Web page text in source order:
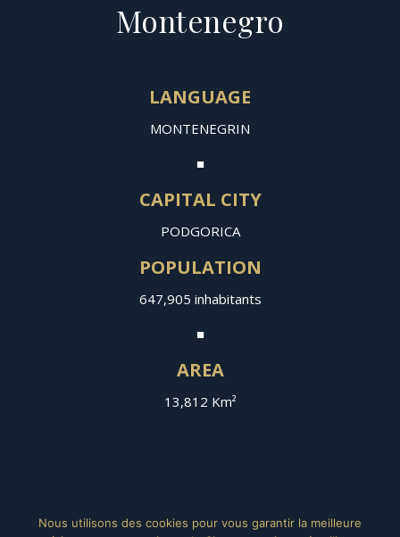
Montenegro
LANGUAGE
MONTENEGRIN
■
CAPITAL CITY
PODGORICA
POPULATION
647,905 inhabitants
■
AREA
13,812 Km²
Nous utilisons des cookies pour vous garantir la meilleure